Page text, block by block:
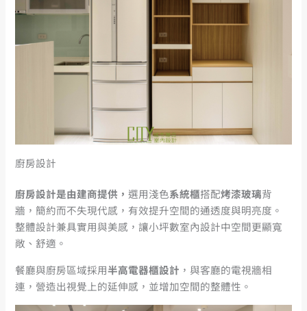
廚房設計
廚房設計是由建商提供，選用淺色系統櫃搭配烤漆玻璃背
牆，簡約而不失現代感，有效提升空間的通透度與明亮度。
整體設計兼具實用與美感，讓小坪數室內設計中空間更顯寬
敞、舒適。
餐廳與廚房區域採用半高電器櫃設計 ，與客廳的電視牆相
連，營造出視覺上的延伸感，並增加空間的整體性。